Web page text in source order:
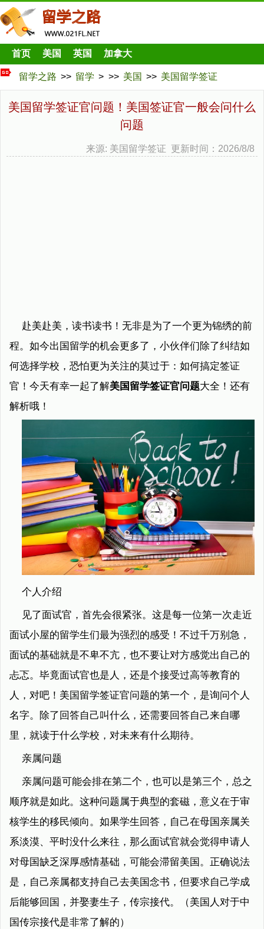
首页 美国 英国 加拿大
留学之路 >> 留学 > >> 美国 >> 美国留学签证
美国留学签证官问题！美国签证官一般会问什么
问题
来源: 美国留学签证 更新时间：2026/8/8
赴美赴美，读书读书！无非是为了一个更为锦绣的前
程。如今出国留学的机会更多了，小伙伴们除了纠结如
何选择学校，恐怕更为关注的莫过于：如何搞定签证
官！今天有幸一起了解美国留学签证官问题大全！还有
解析哦！
个人介绍
见了面试官，首先会很紧张。这是每一位第一次走近
面试小屋的留学生们最为强烈的感受！不过千万别急，
面试的基础就是不卑不亢，也不要让对方感觉出自己的
忐忑。毕竟面试官也是人，还是个接受过高等教育的
人，对吧！美国留学签证官问题的第一个，是询问个人
名字。除了回答自己叫什么，还需要回答自己来自哪
里，就读于什么学校，对未来有什么期待。
亲属问题
亲属问题可能会排在第二个，也可以是第三个，总之
顺序就是如此。这种问题属于典型的套磁，意义在于审
核学生的移民倾向。如果学生回答，自己在母国亲属关
系淡漠、平时没什么来往，那么面试官就会觉得申请人
对母国缺乏深厚感情基础，可能会滞留美国。正确说法
是，自己亲属都支持自己去美国念书，但要求自己学成
后能够回国，并娶妻生子，传宗接代。（美国人对于中
国传宗接代是非常了解的）